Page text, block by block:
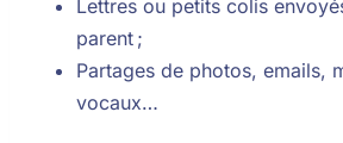
Lettres ou petits colis
parent ;
Partages de photos, emails,
vocaux…